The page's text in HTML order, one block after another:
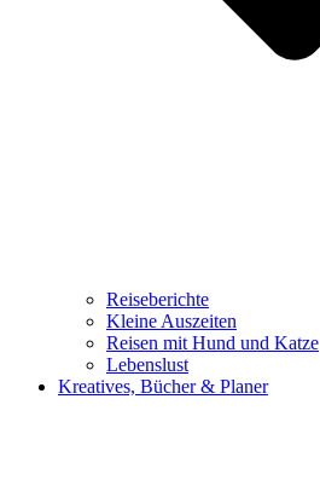
Reiseberichte
Kleine Auszeiten
Reisen mit Hund und Katze
Lebenslust
Kreatives, Bücher & Planer